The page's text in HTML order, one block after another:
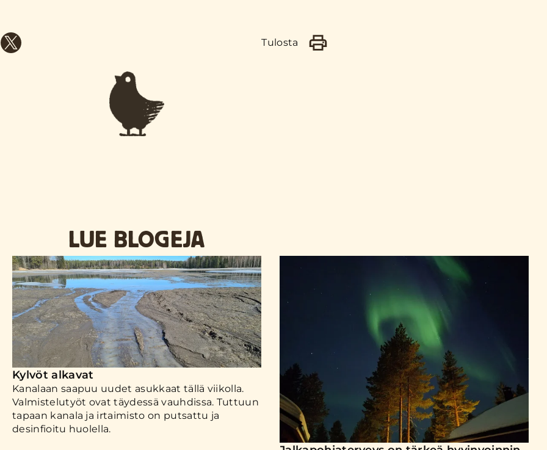
Tulosta
LUE BLOGEJA
Kylvöt alkavat
Kanalaan saapuu uudet asukkaat tällä viikolla.
Valmistelutyöt ovat täydessä vauhdissa. Tuttuun
tapaan kanala ja irtaimisto on putsattu ja
desinfioitu huolella.